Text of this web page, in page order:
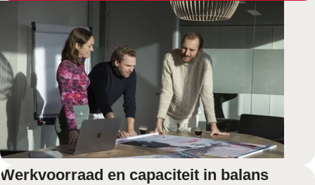
Werkvoorraad en capaciteit in balans